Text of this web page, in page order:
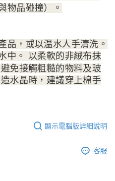
物品碰撞）。
品，或以温水人手清洗。
中。 以柔軟的非絨布抹
免接觸粗糙的物料及玻
水晶時，建議穿上棉手
顯示電腦版詳細說明
客服